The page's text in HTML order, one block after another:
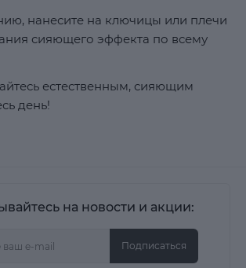
нанесите на ключицы или плечи
сияющего эффекта по всему
естественным, сияющим
день!
на новости и акции:
Подписаться